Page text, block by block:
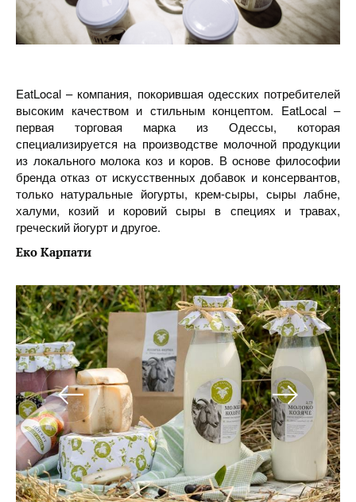
EatLocal – компания, покорившая одесских потребителей
высоким качеством и стильным концептом. EatLocal –
первая торговая марка из Одессы, которая
специализируется на производстве молочной продукции
из локального молока коз и коров. В основе философии
бренда отказ от искусственных добавок и консервантов,
только натуральные йогурты, крем-сыры, сыры лабне,
халуми, козий и коровий сыры в специях и травах,
греческий йогурт и другое.
Еко Карпати